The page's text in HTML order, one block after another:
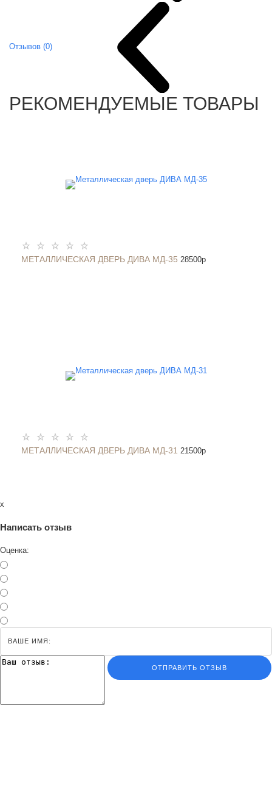
Отзывов (0)
РЕКОМЕНДУЕМЫЕ ТОВАРЫ
МЕТАЛЛИЧЕСКАЯ ДВЕРЬ ДИВА МД-35 28500p
МЕТАЛЛИЧЕСКАЯ ДВЕРЬ ДИВА МД-31 21500p
x
Написать отзыв
Оценка:
ОТПРАВИТЬ ОТЗЫВ